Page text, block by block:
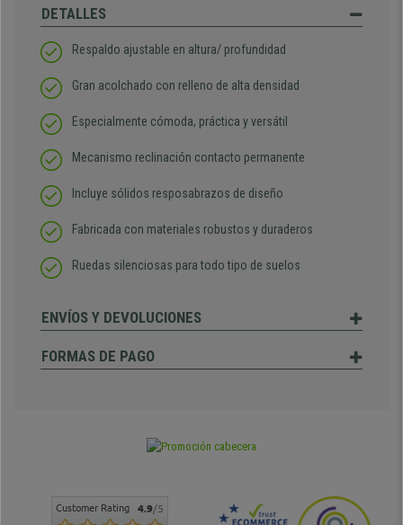
DETALLES
Respaldo ajustable en altura/ profundidad
Gran acolchado con relleno de alta densidad
Especialmente cómoda, práctica y versátil
Mecanismo reclinación contacto permanente
Incluye sólidos resposabrazos de diseño
Fabricada con materiales robustos y duraderos
Ruedas silenciosas para todo tipo de suelos
ENVÍOS Y DEVOLUCIONES
FORMAS DE PAGO
Customer Rating 4.9/5